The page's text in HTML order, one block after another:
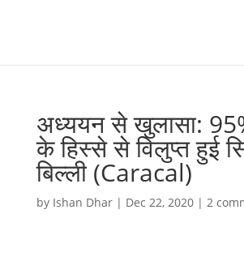
अध्ययन से खुलासा:
के हिस्से से विलुप्त हुई
बिल्ली (Caracal)
by Ishan Dhar| Dec 22, 2020| 2